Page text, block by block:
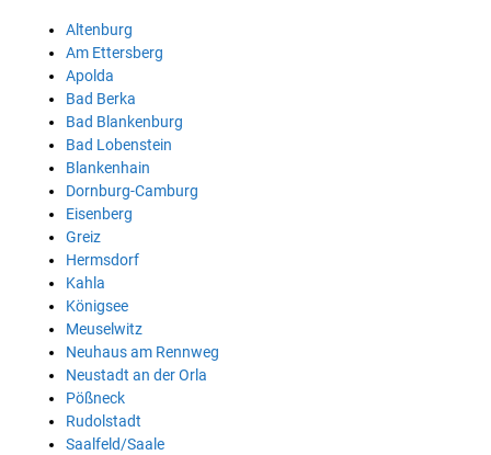
Altenburg
Am Ettersberg
Apolda
Bad Berka
Bad Blankenburg
Bad Lobenstein
Blankenhain
Dornburg-Camburg
Eisenberg
Greiz
Hermsdorf
Kahla
Königsee
Meuselwitz
Neuhaus am Rennweg
Neustadt an der Orla
Pößneck
Rudolstadt
Saalfeld/Saale